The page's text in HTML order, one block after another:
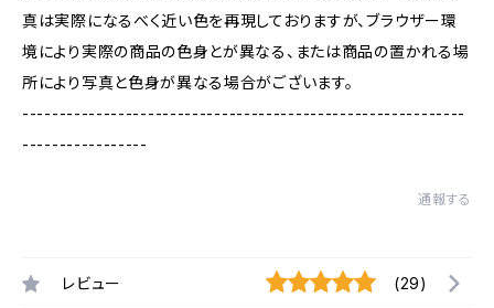
真は実際になるべく近い色を再現しておりますが、ブラウザー環
境により実際の商品の色身とが異なる、または商品の置かれる場
所により写真と色身が異なる場合がございます。
------------------------------------------------------------
-----------------
通報する
レビュー (29)